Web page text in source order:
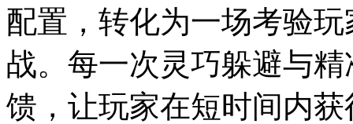
配置，转化为一场考验
战。每一次灵巧躲避与
馈，让玩家在短时间内